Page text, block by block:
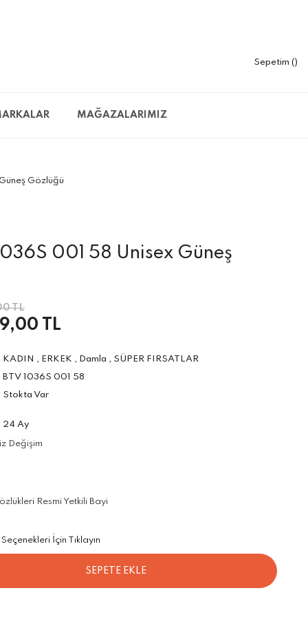
Sepetim
MAĞAZALARIMIZ
Gözlüğü
001 58 Unisex Güneş
TL
TL
KADIN , ERKEK , Damla , SÜPER FIRSATLAR
BTV 1036S 001 58
Stokta Var
24 Ay
Değişim
Resmi Yetkili Bayi
İçin Tıklayın
SEPETE EKLE